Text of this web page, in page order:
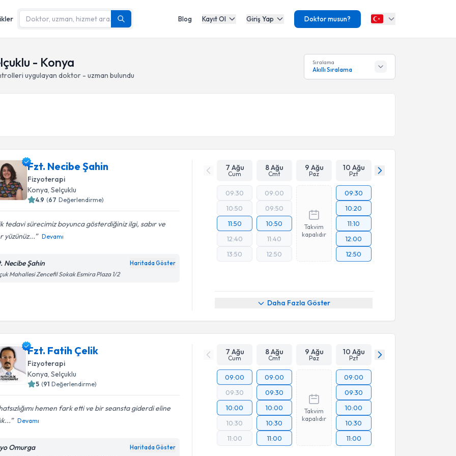
Blog Kayıt Ol Giriş Yap Doktor musun?
- Konya
uygulayan doktor - uzman bulundu
Sıralama
Akıllı Sıralama
Fzt. Necibe Şahin
Fizyoterapi
Konya, Selçuklu
4.9 (67 Değerlendirme)
tedavi sürecimiz boyunca gösterdiğiniz ilgi, sabır ve
yüzünüz...
Devamı
Necibe Şahin Haritada Göster
Mahallesi Zencefil Sokak Esmira Plaza 1/2
7 Ağu
Cum
8 Ağu
Cmt
9 Ağu
Paz
10 Ağu
Pzt
09:30
10:50
11:50
12:40
13:50
09:00
09:50
10:50
11:40
12:50
Takvim
kapalıdır
09:30
10:20
11:10
12:00
12:50
Daha Fazla Göster
Fzt. Fatih Çelik
Fizyoterapi
Konya , Selçuklu
5 (91 Değerlendirme)
hemen fark etti ve bir seansta giderdi eline
Devamı
Omurga Haritada Göster
7 Ağu
Cum
8 Ağu
Cmt
9 Ağu
Paz
10 Ağu
Pzt
09:00
09:30
10:00
10:30
11:00
09:00
09:30
10:00
10:30
11:00
Takvim
kapalıdır
09:00
09:30
10:00
10:30
11:00